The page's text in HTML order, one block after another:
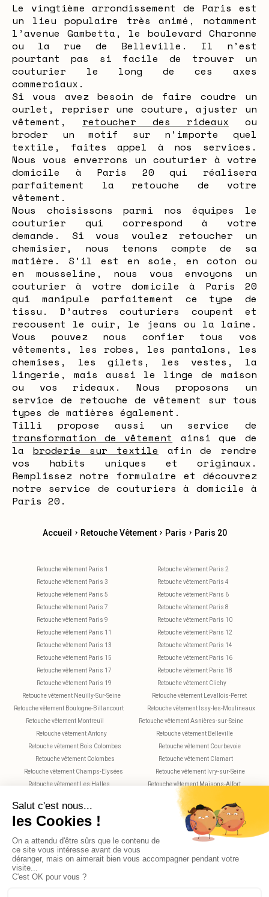
Le vingtième arrondissement de Paris est
un lieu populaire très animé, notamment
l’avenue Gambetta, le boulevard Charonne
ou la rue de Belleville. Il n’est
pourtant pas si facile de trouver un
couturier le long de ces axes
commerciaux.
Si vous avez besoin de faire coudre un
ourlet, repriser une couture, ajuster un
vêtement, retoucher des rideaux ou
broder un motif sur n'importe quel
textile, faites appel à nos services.
Nous vous enverrons un couturier à votre
domicile à Paris 20 qui réalisera
parfaitement la retouche de votre
vêtement.
Nous choisissons parmi nos équipes le
couturier qui correspond à votre
demande. Si vous voulez retoucher un
chemisier, nous tenons compte de sa
matière. S’il est en soie, en coton ou
en mousseline, nous vous envoyons un
couturier à votre domicile à Paris 20
qui manipule parfaitement ce type de
tissu. D’autres couturiers coupent et
recousent le cuir, le jeans ou la laine.
Vous pouvez nous confier tous vos
vêtements, les robes, les pantalons, les
chemises, les gilets, les vestes, la
lingerie, mais aussi le linge de maison
ou vos rideaux. Nous proposons un
service de retouche de vêtement sur tous
types de matières également.
Tilli propose aussi un service de
transformation de vêtement ainsi que de
la broderie sur textile afin de rendre
vos habits uniques et originaux.
Remplissez notre formulaire et découvrez
notre service de couturiers à domicile à
Paris 20.
Accueil › Retouche Vêtement › Paris › Paris 20
Retouche vêtement Paris 1
Retouche vêtement Paris 2
Retouche vêtement Paris 3
Retouche vêtement Paris 4
Retouche vêtement Paris 5
Retouche vêtement Paris 6
Retouche vêtement Paris 7
Retouche vêtement Paris 8
Retouche vêtement Paris 9
Retouche vêtement Paris 10
Retouche vêtement Paris 11
Retouche vêtement Paris 12
Retouche vêtement Paris 13
Retouche vêtement Paris 14
Retouche vêtement Paris 15
Retouche vêtement Paris 16
Retouche vêtement Paris 17
Retouche vêtement Paris 18
Retouche vêtement Paris 19
Retouche vêtement Clichy
Retouche vêtement Neuilly-Sur-Seine
Retouche vêtement Levallois-Perret
Retouche vêtement Boulogne-Billancourt
Retouche vêtement Issy-les-Moulineaux
Retouche vêtement Montreuil
Retouche vêtement Asnières-sur-Seine
Retouche vêtement Antony
Retouche vêtement Belleville
Retouche vêtement Bois Colombes
Retouche vêtement Courbevoie
Retouche vêtement Colombes
Retouche vêtement Clamart
Retouche vêtement Champs-Elysées
Retouche vêtement Ivry-sur-Seine
Retouche vêtement Les Halles
Retouche vêtement Maisons-Alfort
Retouche vêtement Nanterre
Retouche vêtement Plaisance
Retouche vêtement Saint-Maur-des-Fossés
Retouche vêtement Rueil-Malmaison
Retouche vêtement Rochechouart
Retouche vêtement Villejuif
Retouche vêtement Versailles